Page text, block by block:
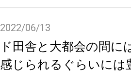
2022/06/13
ド田舎と大都会の間に
感じられるぐらいには